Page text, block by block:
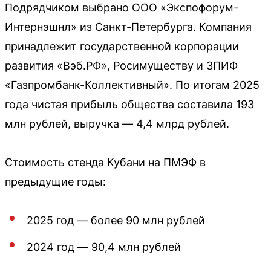
Подрядчиком выбрано ООО «Экспофорум-
Интернэшнл» из Санкт-Петербурга. Компания
принадлежит государственной корпорации
развития «Вэб.РФ», Росимуществу и ЗПИФ
«Газпромбанк-Коллективный». По итогам 2025
года чистая прибыль общества составила 193
млн рублей, выручка — 4,4 млрд рублей.
Стоимость стенда Кубани на ПМЭФ в
предыдущие годы:
2025 год — более 90 млн рублей
2024 год — 90,4 млн рублей